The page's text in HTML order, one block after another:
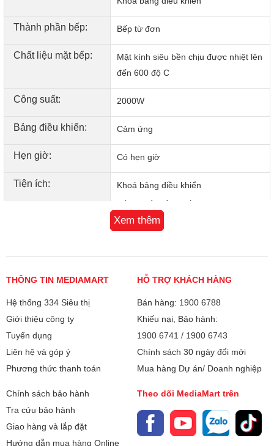
nhàng và chuẩn xác. Bảng điều khiển sử dụng ngôn ngữ
bằng tiếng Việt giúp các bà nội trợ yên tâm là dễ sử
dụng. Màn hình LED hiển thị công suất cho biết rõ công
suất khi nấu ăn.
Thành phần bếp: Bếp từ đơn
Chất liệu mặt bếp:
Mặt kính siêu bền chịu được nhiệt lên
đến 600 độ C
Công suất: 2000W
Bảng điều khiển: Cảm ứng
Hẹn giờ: Có hẹn giờ
Tiện ích:
Khoá bảng điều khiển
Điều khiển bằng tiếng Việt
Màn hình LED hiển thị công suất
cháo, giữ ấm
Phụ kiện đi kèm:
Loại nồi nấu:
Mặt bếp từ sử dụng nồi có đáy nhiễm
Lắp đặt bếp:
Bảo hành 24 tháng + 1 đổi 1 trong 90 ngày
Xem thêm
THÔNG TIN MEDIAMART
Hệ thống 334 Siêu thị
Giới thiệu công ty
Tuyển dụng
Liên hệ và góp ý
Phương thức thanh toán
HỖ TRỢ KHÁCH HÀNG
Bán hàng: 1900 6788
Khiếu nại, Bảo hành:
1900 6741 / 1900 6743
Chính sách 30 ngày đổi mới
Mua hàng Dự án/ Doanh nghiệp
Chính sách bảo hành
Tra cứu bảo hành
Giao hàng và lắp đặt
Hướng dẫn mua hàng Online
Theo dõi MediaMart trên